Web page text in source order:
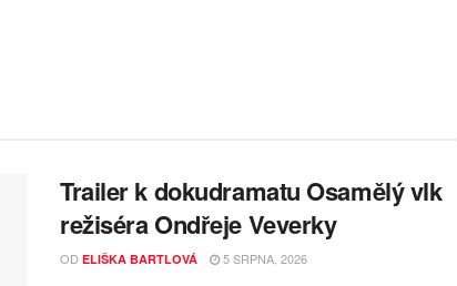
Trailer k dokudramatu Osamělý vlk
režiséra Ondřeje Veverky
OD ELIŠKA BARTLOVÁ 5 SRPNA, 2026